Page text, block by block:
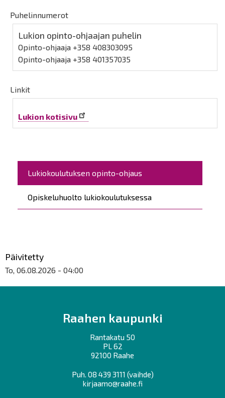
Päävalikko
Lukiokoulutuksen opinto-ohjaus
Opiskeluhuolto lukiokoulutuksessa
Puhelinnumerot
Lukion opinto-ohjaajan puhelin
Opinto-ohjaaja +358 408303095
Opinto-ohjaaja +358 401357035
Linkit
Lukion kotisivu
Päivitetty
To, 06.08.2026 - 04:00
Raahen kaupunki
Rantakatu 50
PL 62
92100 Raahe
Puh. 08 439 3111 (vaihde)
kirjaamo@raahe.fi